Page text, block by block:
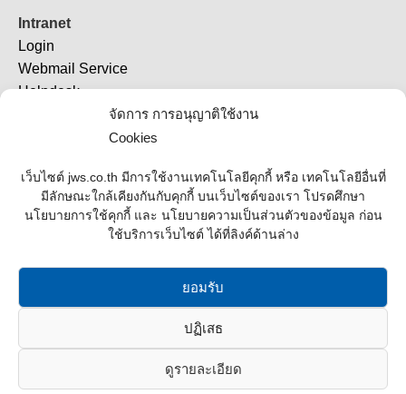
จัดการ การอนุญาติใช้งาน
Cookies
เว็บไซต์ jws.co.th มีการใช้งานเทคโนโลยีคุกกี้ หรือ เทคโนโลยีอื่นที่
มีลักษณะใกล้เคียงกันกับคุกกี้ บนเว็บไซต์ของเรา โปรดศึกษา
นโยบายการใช้คุกกี้ และ นโยบายความเป็นส่วนตัวของข้อมูล ก่อน
ใช้บริการเว็บไซต์ ได้ที่ลิงค์ด้านล่าง
ยอมรับ
ปฏิเสธ
ดูรายละเอียด
Intranet
Login
Webmail Service
Helpdesk
TeamViewer 11
TeamViewer (QS)
Supplier
Contact List
JWS Construction Co.,Ltd. © 2016 All rights reserved.